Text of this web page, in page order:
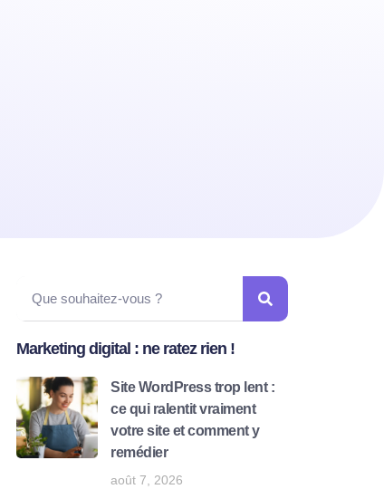
Marketing digital : ne ratez rien !
Site WordPress trop lent :
ce qui ralentit vraiment
votre site et comment y
remédier
août 7, 2026